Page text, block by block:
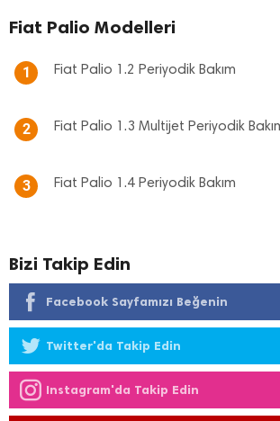
Fiat Palio Modelleri
1 Fiat Palio 1.2 Periyodik Bakım
2 Fiat Palio 1.3 Multijet Periyodik
3 Fiat Palio 1.4 Periyodik Bakım
Bizi Takip Edin
Facebook Sayfamızı Beğenin
Twitter'da Takip Edin
Instagram'da Takip Edin